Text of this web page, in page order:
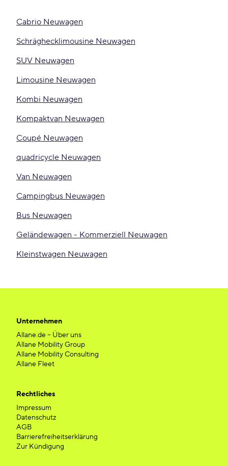
Cabrio Neuwagen
Schräghecklimousine Neuwagen
SUV Neuwagen
Limousine Neuwagen
Kombi Neuwagen
Kompaktvan Neuwagen
Coupé Neuwagen
quadricycle Neuwagen
Van Neuwagen
Campingbus Neuwagen
Bus Neuwagen
Geländewagen - Kommerziell Neuwagen
Kleinstwagen Neuwagen
Unternehmen
Allane.de – Über uns
Allane Mobility Group
Allane Mobility Consulting
Allane Fleet
Rechtliches
Impressum
Datenschutz
AGB
Barrierefreiheitserklärung
Zur Kündigung